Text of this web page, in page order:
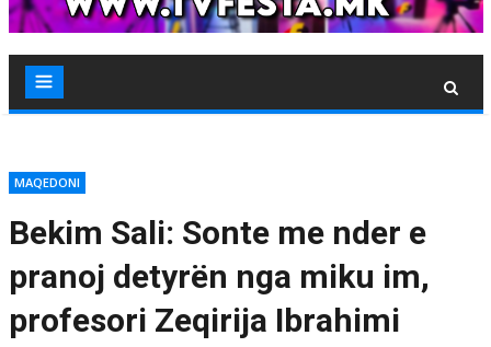
MAQEDONI
Bekim Sali: Sonte me nder e
pranoj detyrën nga miku im,
profesori Zeqirija Ibrahimi